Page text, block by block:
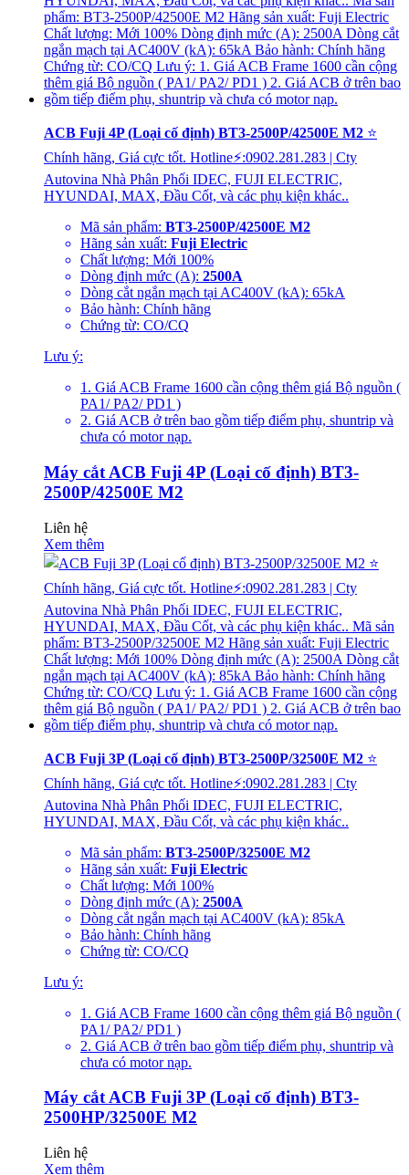
ACB Fuji 4P (Loại cố định) BT3-2500P/42500E M2 ⭐
Chính hãng, Giá cực tốt. Hotline⚡:0902.281.283 | Cty
Autovina Nhà Phân Phối IDEC, FUJI ELECTRIC,
HYUNDAI, MAX, Đầu Cốt, và các phụ kiện khác..
Mã sản phẩm: BT3-2500P/42500E M2
Hãng sản xuất: Fuji Electric
Chất lượng: Mới 100%
Dòng định mức (A): 2500A
Dòng cắt ngắn mạch tại AC400V (kA): 65kA
Bảo hành: Chính hãng
Chứng từ: CO/CQ
Lưu ý:
1. Giá ACB Frame 1600 cần cộng thêm giá Bộ nguồn (
PA1/ PA2/ PD1 )
2. Giá ACB ở trên bao gồm tiếp điểm phụ, shuntrip và
chưa có motor nạp.
Máy cắt ACB Fuji 4P (Loại cố định) BT3-
2500P/42500E M2
Liên hệ
Xem thêm
ACB Fuji 3P (Loại cố định) BT3-2500P/32500E M2 ⭐
Chính hãng, Giá cực tốt. Hotline⚡:0902.281.283 | Cty
Autovina Nhà Phân Phối IDEC, FUJI ELECTRIC,
HYUNDAI, MAX, Đầu Cốt, và các phụ kiện khác..
Mã sản phẩm: BT3-2500P/32500E M2
Hãng sản xuất: Fuji Electric
Chất lượng: Mới 100%
Dòng định mức (A): 2500A
Dòng cắt ngắn mạch tại AC400V (kA): 85kA
Bảo hành: Chính hãng
Chứng từ: CO/CQ
Lưu ý:
1. Giá ACB Frame 1600 cần cộng thêm giá Bộ nguồn (
PA1/ PA2/ PD1 )
2. Giá ACB ở trên bao gồm tiếp điểm phụ, shuntrip và
chưa có motor nạp.
Máy cắt ACB Fuji 3P (Loại cố định) BT3-
2500HP/32500E M2
Liên hệ
Xem thêm